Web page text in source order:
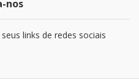
nos
links de redes sociais